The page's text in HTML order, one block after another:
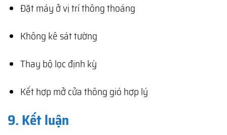
Đặt máy ở vị trí thông thoáng
Không kê sát tường
Thay bộ lọc định kỳ
Kết hợp mở cửa thông gió hợp lý
9. Kết luận